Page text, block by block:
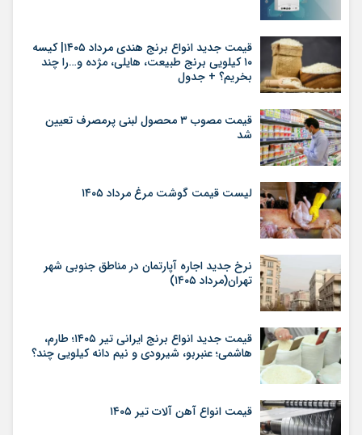
قیمت جدید انواع برنج هندی مرداد ۱۴۰۵| کیسه
۱۰ کیلویی برنج طبیعت، هایلی، مژده و…را چند
بخریم؟ + جدول
قیمت مصوب ۳ محصول لبنی پرمصرف تعیین
شد
لیست قیمت گوشت مرغ مرداد ۱۴۰۵
نرخ جدید اجاره آپارتمان در مناطق جنوبی شهر
تهران(مرداد ۱۴۰۵)
قیمت جدید انواع برنج ایرانی تیر ۱۴۰۵؛ طارم،
هاشمی؛ عنبربو، شیرودی و نیم دانه کیلویی چند؟
قیمت انواع آهن آلات تیر ۱۴۰۵